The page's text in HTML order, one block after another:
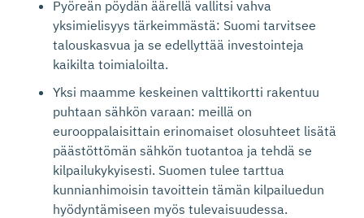
Pyöreän pöydän äärellä vallitsi vahva
yksimielisyys tärkeimmästä: Suomi tarvitsee
talouskasvua ja se edellyttää investointeja
kaikilta toimialoilta.
Yksi maamme keskeinen valttikortti rakentuu
puhtaan sähkön varaan: meillä on
eurooppalaisittain erinomaiset olosuhteet lisätä
päästöttömän sähkön tuotantoa ja tehdä se
kilpailukykyisesti. Suomen tulee tarttua
kunnianhimoisin tavoittein tämän kilpailuedun
hyödyntämiseen myös tulevaisuudessa.